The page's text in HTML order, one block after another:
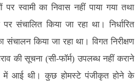
स्वामी का निवास नहीं पाया गया तथा
संचालित किया जा रहा था। निर्धारित
किया जा रहा था। विगत निरीक्षण
की सूचना (सी-फॉर्म) उपलब्ध नहीं कराने
में आई थी। कुछ होमस्टे पंजीकृत होने के